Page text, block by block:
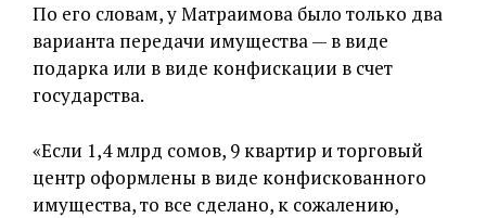
По его словам, у Матраимова было только два
варианта передачи имущества — в виде
подарка или в виде конфискации в счет
государства.
«Если 1,4 млрд сомов, 9 квартир и торговый
центр оформлены в виде конфискованного
имущества, то все сделано, к сожалению,